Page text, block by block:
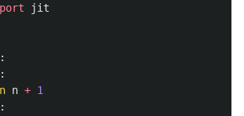
jit
:
n + 1
: